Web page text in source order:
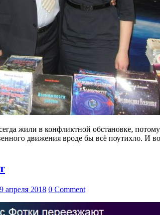
жили в конфликтной обстановке,
движения вроде бы всё поутихло. И
апреля 2018 0 Comment